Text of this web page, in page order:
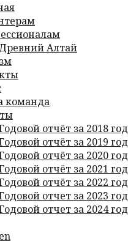
Древний Алтай
команда
отчёт за 2018 год
отчёт за 2019 год
отчёт за 2020 год
отчёт за 2021 год
отчёт за 2022 год
отчет за 2023 год
отчет за 2024 год
en